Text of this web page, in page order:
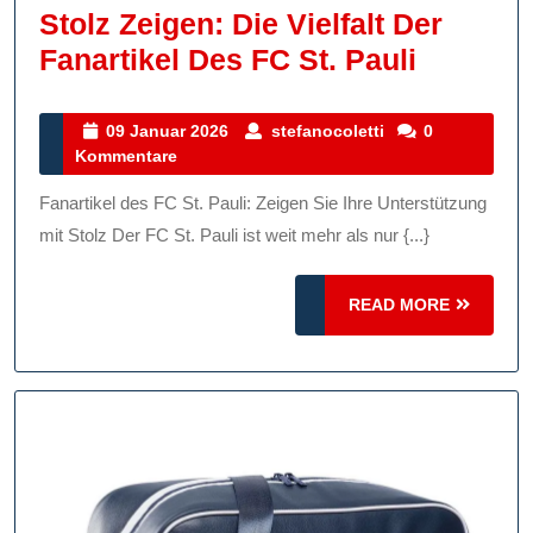
Stolz Zeigen: Die Vielfalt Der
Fanartikel Des FC St. Pauli
Die
Vielfalt
Der
Des
FC
St.
Pauli
09 Januar 2026
09
2026
stefanocoletti stefanocoletti
0
Kommentare
Fanartikel des FC St. Pauli: Zeigen Sie Ihre Unterstützung
mit Stolz Der FC St. Pauli ist weit mehr als nur {...}
READ MORE
READ
MORE